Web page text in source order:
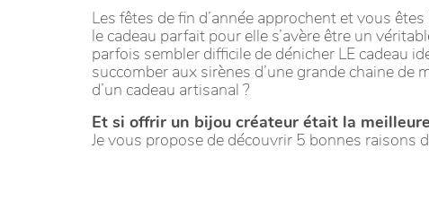
Les fêtes de fin d’année approchent et vous êtes
le cadeau parfait pour elle s’avère être un
parfois sembler difficile de dénicher LE cadeau
succomber aux sirènes d’une grande chaine de
d’un cadeau artisanal ?
Et si offrir un bijou créateur était la
Je vous propose de découvrir 5 bonnes raisons